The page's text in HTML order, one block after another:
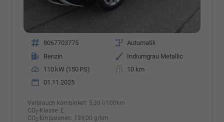
Fahrzeugnr. 8067703775 Getriebe Automatik
Kraftstoff
Benzin Außenfarbe Indiumgrau Metallic
Leistung
110 kW (150 PS) Kilometerstand
10 km
01.11.2025
Verbrauch kombiniert: 5,30 l/100km
CO2-Klasse: E
CO2-Emissionen: 139,00 g/km